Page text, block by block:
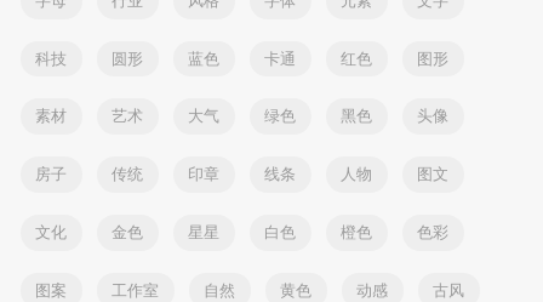
科技 圆形 蓝色 卡通 红色 图形
素材 艺术 大气 绿色 黑色 头像
房子 传统 印章 线条 人物 图文
文化 金色 星星 白色 橙色 色彩
图案 工作室 自然 黄色 动感 古风